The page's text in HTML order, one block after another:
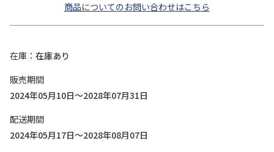
商品についてのお問い合わせはこちら
在庫
在庫あり
販売期間
2024年05月10日～2028年07月31日
配送期間
2024年05月17日～2028年08月07日